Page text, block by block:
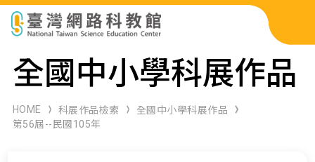
科展作品檢索
科學研習月刊
全國中小學科展作品
HOME 科展作品檢索
全國中小學科展作品
第56屆--民國105年